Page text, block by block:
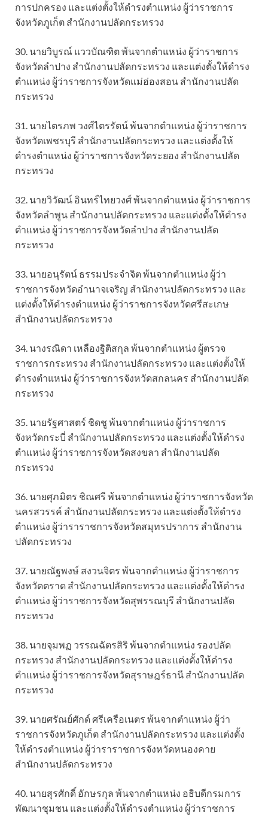
การปกครอง และแต่งตั้งให้ดำรงตำแหน่ง ผู้ว่าราชการ
จังหวัดภูเก็ต สำนักงานปลัดกระทรวง
30. นายวิบูรณ์ แววบัณฑิต พ้นจากตำแหน่ง ผู้ว่าราชการ
จังหวัดลำปาง สำนักงานปลัดกระทรวง และแต่งตั้งให้ดำรง
ตำแหน่ง ผู้ว่าราชการจังหวัดแม่ฮ่องสอน สำนักงานปลัด
กระทรวง
31. นายไตรภพ วงศ์ไตรรัตน์ พ้นจากตำแหน่ง ผู้ว่าราชการ
จังหวัดเพชรบุรี สำนักงานปลัดกระทรวง และแต่งตั้งให้
ดำรงตำแหน่ง ผู้ว่าราชการจังหวัดระยอง สำนักงานปลัด
กระทรวง
32. นายวิวัฒน์ อินทร์ไทยวงศ์ พ้นจากตำแหน่ง ผู้ว่าราชการ
จังหวัดลำพูน สำนักงานปลัดกระทรวง และแต่งตั้งให้ดำรง
ตำแหน่ง ผู้ว่าราชการจังหวัดลำปาง สำนักงานปลัด
กระทรวง
33. นายอนุรัตน์ ธรรมประจำจิต พ้นจากตำแหน่ง ผู้ว่า
ราชการจังหวัดอำนาจเจริญ สำนักงานปลัดกระทรวง และ
แต่งตั้งให้ดำรงตำแหน่ง ผู้ว่าราชการจังหวัดศรีสะเกษ
สำนักงานปลัดกระทรวง
34. นางรณิดา เหลืองฐิติสกุล พ้นจากตำแหน่ง ผู้ตรวจ
ราชการกระทรวง สำนักงานปลัดกระทรวง และแต่งตั้งให้
ดำรงตำแหน่ง ผู้ว่าราชการจังหวัดสกลนคร สำนักงานปลัด
กระทรวง
35. นายรัฐศาสตร์ ชิดชู พ้นจากตำแหน่ง ผู้ว่าราชการ
จังหวัดกระบี่ สำนักงานปลัดกระทรวง และแต่งตั้งให้ดำรง
ตำแหน่ง ผู้ว่าราชการจังหวัดสงขลา สำนักงานปลัด
กระทรวง
36. นายศุภมิตร ชิณศรี พ้นจากตำแหน่ง ผู้ว่าราชการจังหวัด
นครสวรรค์ สำนักงานปลัดกระทรวง และแต่งตั้งให้ดำรง
ตำแหน่ง ผู้ว่าราราชการจังหวัดสมุทรปราการ สำนักงาน
ปลัดกระทรวง
37. นายณัฐพงษ์ สงวนจิตร พ้นจากตำแหน่ง ผู้ว่าราชการ
จังหวัดตราด สำนักงานปลัดกระทรวง และแต่งตั้งให้ดำรง
ตำแหน่ง ผู้ว่าราชการจังหวัดสุพรรณบุรี สำนักงานปลัด
กระทรวง
38. นายจุมพฏ วรรณฉัตรสิริ พ้นจากตำแหน่ง รองปลัด
กระทรวง สำนักงานปลัดกระทรวง และแต่งตั้งให้ดำรง
ตำแหน่ง ผู้ว่าราชการจังหวัดสุราษฎร์ธานี สำนักงานปลัด
กระทรวง
39. นายศรัณย์ศักด์ ศรีเครือเนตร พ้นจากตำแหน่ง ผู้ว่า
ราชการจังหวัดภูเก็ต สำนักงานปลัดกระทรวง และแต่งตั้ง
ให้ดำรงตำแหน่ง ผู้ว่าราราชการจังหวัดหนองคาย
สำนักงานปลัดกระทรวง
40. นายสุรศักดิ์ อักษรกุล พ้นจากตำแหน่ง อธิบดีกรมการ
พัฒนาชุมชน และแต่งตั้งให้ดำรงตำแหน่ง ผู้ว่าราชการ